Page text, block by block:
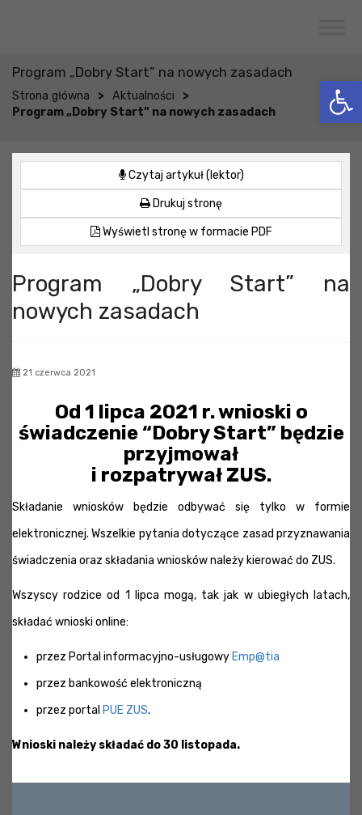
Program „Dobry Start” na nowych zasadach
Strona główna > Aktualności >
Program „Dobry Start” na nowych zasadach
Czytaj artykuł (lektor)
Drukuj stronę
Wyświetl stronę w formacie PDF
Program „Dobry Start” na
nowych zasadach
21 czerwca 2021
Od 1 lipca 2021 r. wnioski o
świadczenie “Dobry Start” będzie
przyjmował
i rozpatrywał ZUS.
Składanie wniosków będzie odbywać się tylko w formie
elektronicznej. Wszelkie pytania dotyczące zasad przyznawania
świadczenia oraz składania wniosków należy kierować do ZUS.
Wszyscy rodzice od 1 lipca mogą, tak jak w ubiegłych latach,
składać wnioski online:
przez Portal informacyjno-usługowy Emp@tia
przez bankowość elektroniczną
przez portal PUE ZUS.
Wnioski należy składać do 30 listopada.